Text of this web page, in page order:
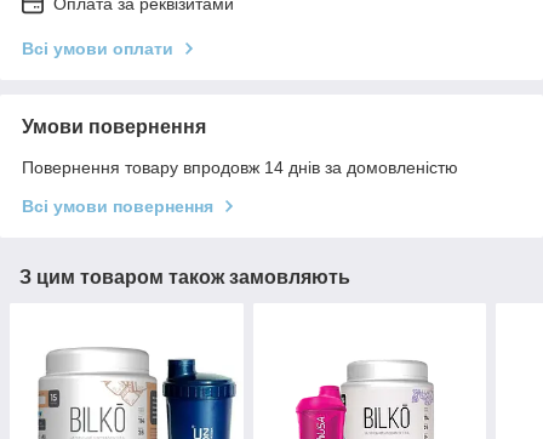
Оплата за реквізитами
Всі умови оплати
Умови повернення
Повернення товару впродовж 14 днів за домовленістю
Всі умови повернення
З цим товаром також замовляють